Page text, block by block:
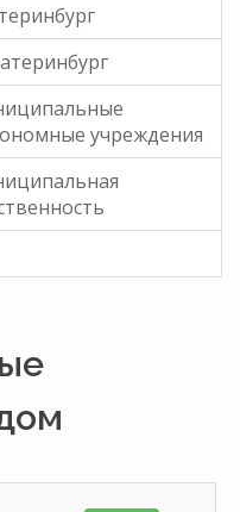
учреждения